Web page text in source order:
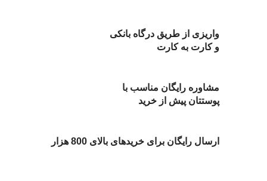
واریزی از طریق درگاه بانکی
و کارت به کارت
مشاوره رایگان مناسب با
پوستتان پیش از خرید
ارسال رایگان برای خریدهای بالای 800 هزار